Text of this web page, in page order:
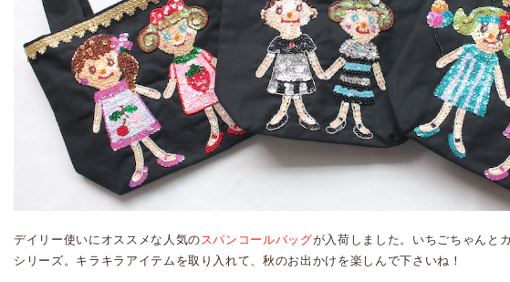
デイリー使いにオススメな人気のスパンコールバッグが入荷しました。いちごちゃんと
シリーズ。キラキラアイテムを取り入れて、秋のお出かけを楽しんで下さいね！